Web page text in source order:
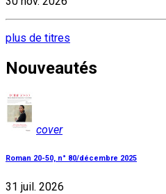
plus de titres
Nouveautés
cover
Roman 20-50, n° 80/décembre 2025
31 juil. 2026